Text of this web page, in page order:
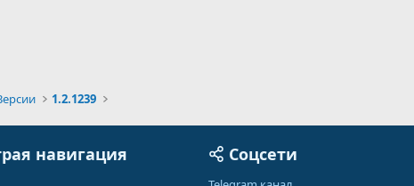
1.2.1239
навигация Соцсети